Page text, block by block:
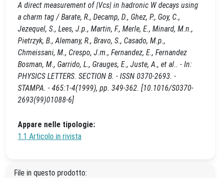
A direct measurement of |Vcs| in hadronic W decays using
a charm tag / Barate, R., Decamp, D., Ghez, P., Goy, C.,
Jezequel, S., Lees, J.p., Martin, F., Merle, E., Minard, M.n.,
Pietrzyk, B., Alemany, R., Bravo, S., Casado, M.p.,
Chmeissani, M., Crespo, J.m., Fernandez, E., Fernandez
Bosman, M., Garrido, L., Grauges, E., Juste, A., et al.. - In:
PHYSICS LETTERS. SECTION B. - ISSN 0370-2693. -
STAMPA. - 465:1-4(1999), pp. 349-362. [10.1016/S0370-
2693(99)01088-6]
Appare nelle tipologie:
1.1 Articolo in rivista
File in questo prodotto: